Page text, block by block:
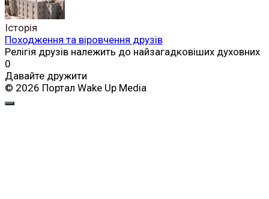
Історія
Походження та віровчення друзів
Релігія друзів належить до найзагадковіших духовних
0
Давайте дружити
© 2026 Портал Wake Up Media